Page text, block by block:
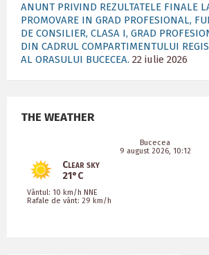
ANUNT PRIVIND REZULTATELE FINALE
PROMOVARE IN GRAD PROFESIONAL,
DE CONSILIER, CLASA I, GRAD
DIN CADRUL COMPARTIMENTULUI
AL ORASULUI BUCECEA. 22 iulie 2026
THE WEATHER
Bucecea
9 august 2026, 10:12
Clear sky
21°C
Vântul: 10 km/h NNE
Rafale de vânt: 29 km/h